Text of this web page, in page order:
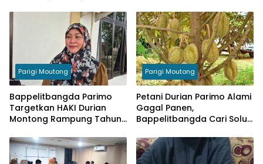
PALU
Parigi Moutong
Bappelitbangda Parimo
Targetkan HAKI Durian
Montong Rampung Tahun
Parigi Moutong
Petani Durian Parimo Alami
Gagal Panen,
Bappelitbangda Cari Solusi